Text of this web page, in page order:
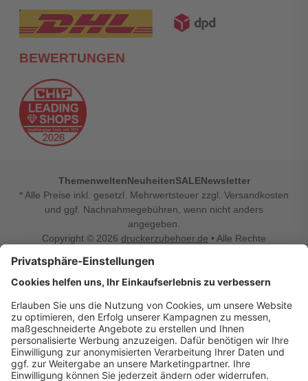
BEWERTUNGEN
ThemenweltenNeuheitenSALENewsletter
* Alle Preise inkl. gesetzl. Mehrwertsteuer zzgl. Versandkosten
und ggf. Nachnahmegebühren, wenn nicht anders
angegeben.
Copyright © 2026 druckerzubehoer.de • Alle Rechte
Vertrag widerrufen
Druckerzubehoer.de – preiswerte Qualität für Ihr Office
Sie sind auf der Suche nach dem passenden Druckerzubehör
oder Zubehör für das Büro, den Computer oder Ihr
Smartphone? Dann sind Sie bei Druckerzubehoer.de genau
richtig! Unser breites Sortiment bietet unter anderem Tinte
und Toner für alle gängigen Druckermodelle – großer sowie
kleiner Hersteller. Zugleich sind wir Ihr Online Fachhandel für